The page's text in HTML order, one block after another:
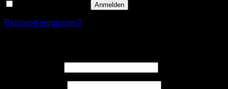
Anmelden
Passwort vergessen?